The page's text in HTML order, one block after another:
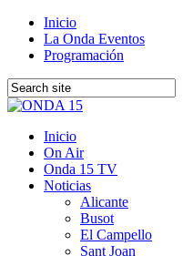
Inicio
La Onda Eventos
Programación
Inicio
On Air
Onda 15 TV
Noticias
Alicante
Busot
El Campello
Sant Joan